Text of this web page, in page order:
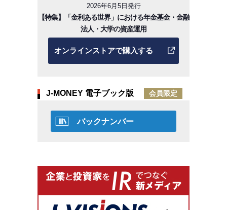
2026年6月5日発行
【特集】「金利ある世界」における年金基金・金融
法人・大学の資産運用
オンラインストアで購入する
J-MONEY 電子ブック版 会員限定
バックナンバー